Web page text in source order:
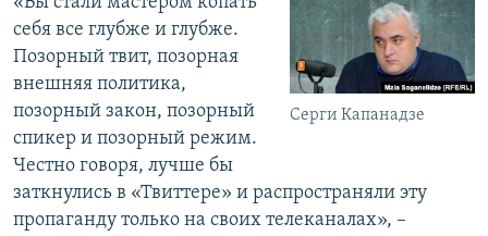
Серги Капанадзе
себя все глубже и глубже.
Позорный твит, позорная
внешняя политика,
позорный закон, позорный
спикер и позорный режим.
Честно говоря, лучше бы
заткнулись в «Твиттере» и распространяли эту
пропаганду только на своих телеканалах», –